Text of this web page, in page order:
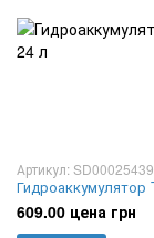
Артикул: SD00025439
Гидроаккумулятор
609.00 цена грн